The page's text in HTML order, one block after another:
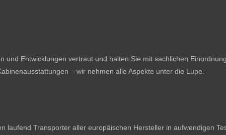
Entwicklungen vertraut und halten Sie mit sachlichen
– wir nehmen alle Aspekte unter die Lupe.
Transporter aller europäischen Hersteller in aufwendigen